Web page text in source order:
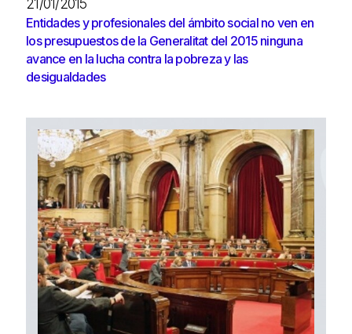
21/01/2015
Entidades y profesionales del ámbito social no ven en
los presupuestos de la Generalitat del 2015 ninguna
avance en la lucha contra la pobreza y las
desigualdades